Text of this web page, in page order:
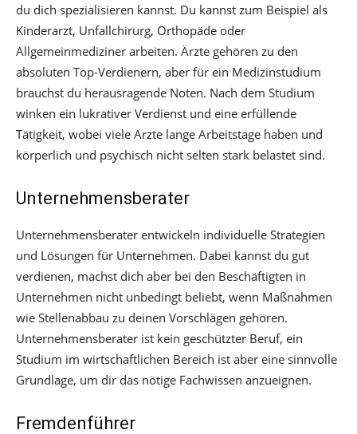
du dich spezialisieren kannst. Du kannst zum Beispiel als
Kinderarzt, Unfallchirurg, Orthopäde oder
Allgemeinmediziner arbeiten. Ärzte gehören zu den
absoluten Top-Verdienern, aber für ein Medizinstudium
brauchst du herausragende Noten. Nach dem Studium
winken ein lukrativer Verdienst und eine erfüllende
Tätigkeit, wobei viele Arzte lange Arbeitstage haben und
körperlich und psychisch nicht selten stark belastet sind.
Unternehmensberater
Unternehmensberater entwickeln individuelle Strategien
und Lösungen für Unternehmen. Dabei kannst du gut
verdienen, machst dich aber bei den Beschäftigten in
Unternehmen nicht unbedingt beliebt, wenn Maßnahmen
wie Stellenabbau zu deinen Vorschlägen gehören.
Unternehmensberater ist kein geschützter Beruf, ein
Studium im wirtschaftlichen Bereich ist aber eine sinnvolle
Grundlage, um dir das nötige Fachwissen anzueignen.
Fremdenführer